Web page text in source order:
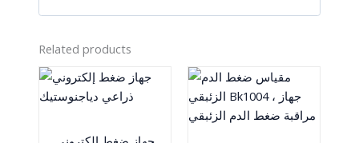
Related products